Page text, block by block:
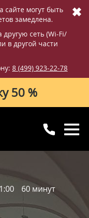
сайте могут быть
замедлена.
сеть (Wi-Fi/
в другой части
8 (499) 923-22-78
✖
50 %
зала
60 минут